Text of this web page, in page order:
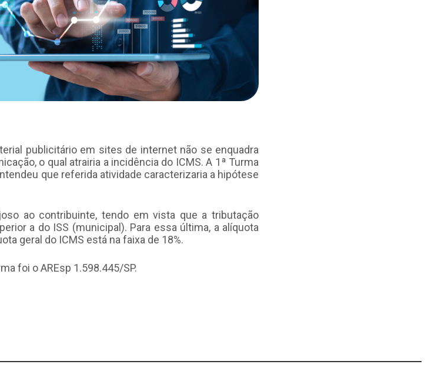
publicitário em sites de internet não se enquadra
o qual atrairia a incidência do ICMS. A 1ª Turma
que referida atividade caracterizaria a hipótese
ao contribuinte, tendo em vista que a tributação
a do ISS (municipal). Para essa última, a alíquota
geral do ICMS está na faixa de 18%.
foi o AREsp 1.598.445/SP.